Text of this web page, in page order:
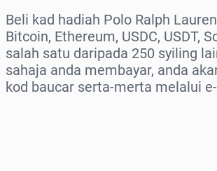
Beli kad hadiah Polo Ralph
Bitcoin, Ethereum, USDC, USDT,
salah satu daripada 250 syiling
sahaja anda membayar, anda
kod baucar serta-merta melalui